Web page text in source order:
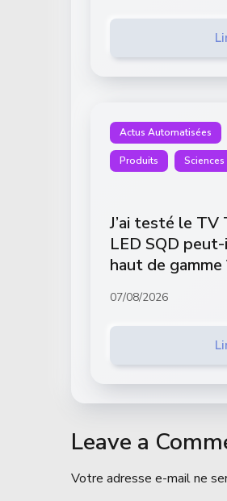
Actus Automatisées
Produits Sciences
J’ai testé le TV
LED SQD peut-
haut de gamme
07/08/2026
Leave a
Votre adresse e-mail ne